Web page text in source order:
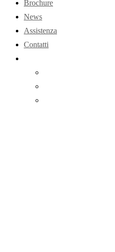
Brochure
News
Assistenza
Contatti